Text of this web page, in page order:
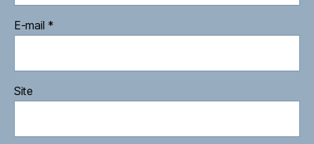
E-mail *
Site